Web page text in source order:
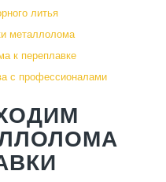
литья
металлолома
к переплавке
с профессионалами